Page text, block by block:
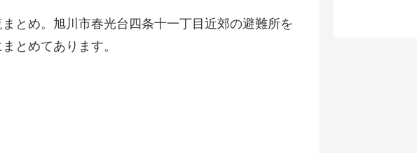
とめ。旭川市春光台四条十一丁目近郊の避難所を
とめてあります。